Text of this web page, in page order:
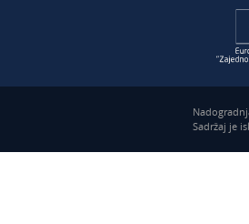
Sadržaj je